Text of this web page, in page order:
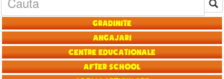
Gradinite
Angajari
Centre educationale
After School